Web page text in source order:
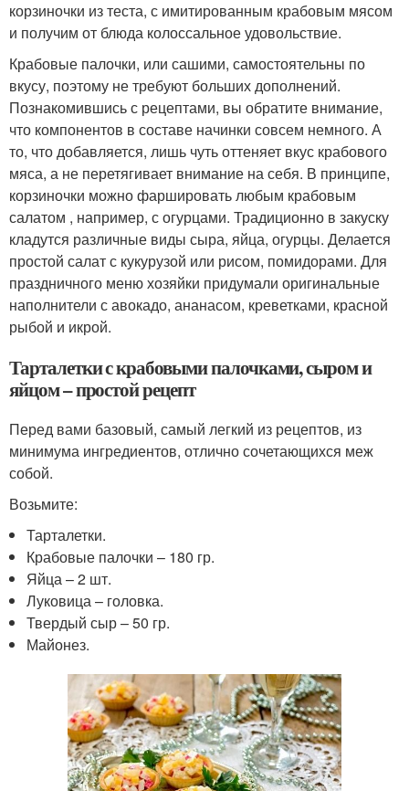
корзиночки из теста, с имитированным крабовым мясом
и получим от блюда колоссальное удовольствие.
Крабовые палочки, или сашими, самостоятельны по
вкусу, поэтому не требуют больших дополнений.
Познакомившись с рецептами, вы обратите внимание,
что компонентов в составе начинки совсем немного. А
то, что добавляется, лишь чуть оттеняет вкус крабового
мяса, а не перетягивает внимание на себя. В принципе,
корзиночки можно фаршировать любым крабовым
салатом , например, с огурцами. Традиционно в закуску
кладутся различные виды сыра, яйца, огурцы. Делается
простой салат с кукурузой или рисом, помидорами. Для
праздничного меню хозяйки придумали оригинальные
наполнители с авокадо, ананасом, креветками, красной
рыбой и икрой.
Тарталетки с крабовыми палочками, сыром и
яйцом – простой рецепт
Перед вами базовый, самый легкий из рецептов, из
минимума ингредиентов, отлично сочетающихся меж
собой.
Возьмите:
Тарталетки.
Крабовые палочки – 180 гр.
Яйца – 2 шт.
Луковица – головка.
Твердый сыр – 50 гр.
Майонез.